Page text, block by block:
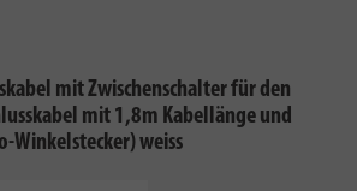
mit Zwischenschalter für den
mit 1,8m Kabellänge und
Winkelstecker) weiss